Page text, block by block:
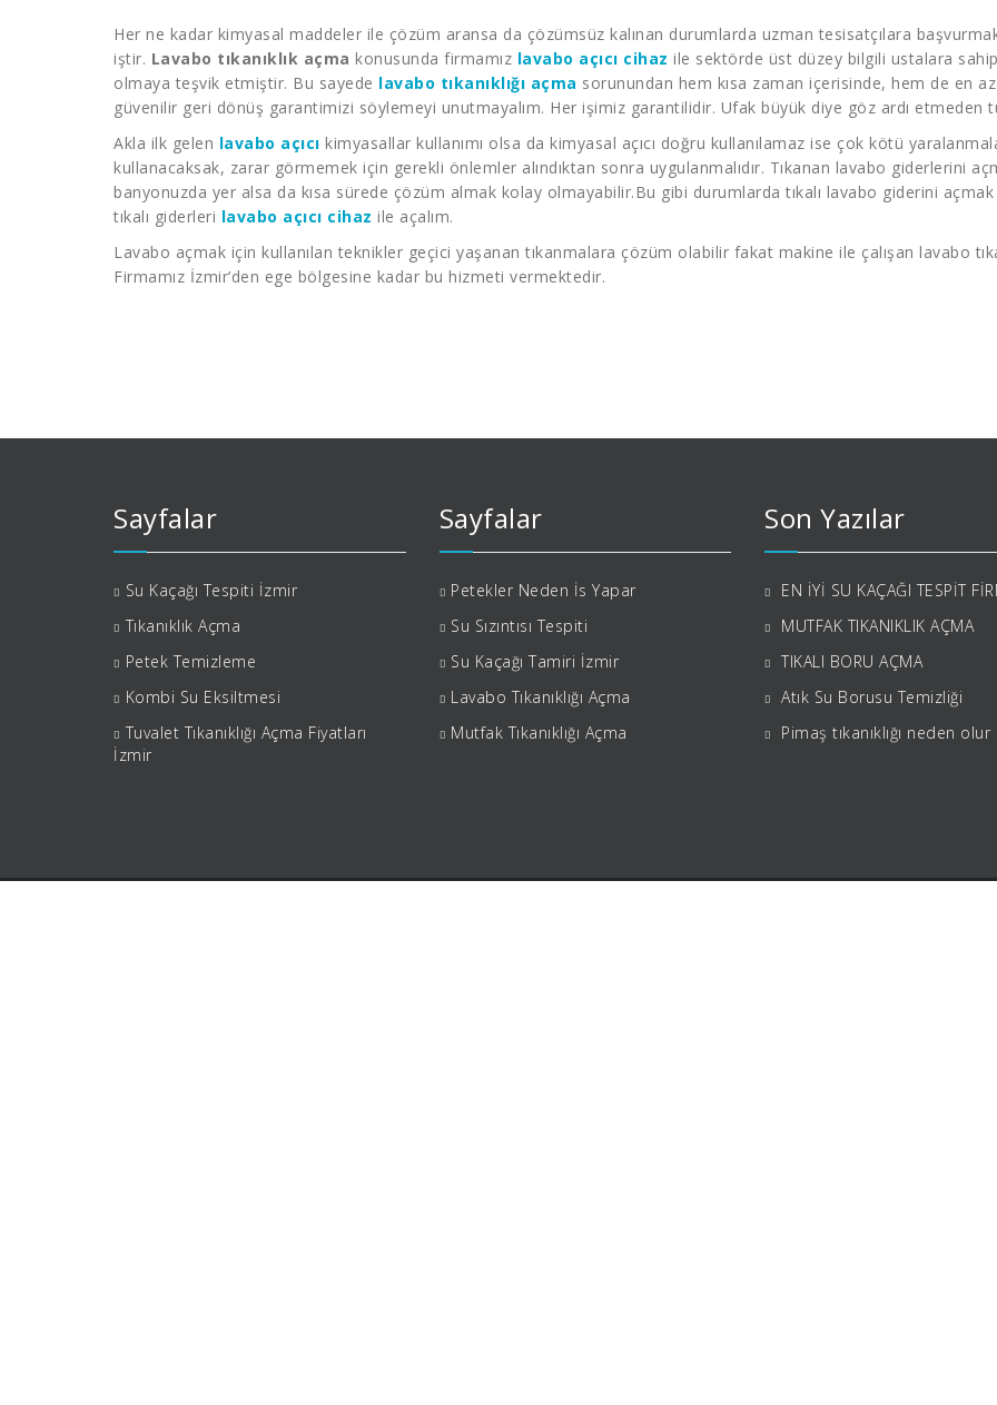
Her ne kadar kimyasal maddeler ile çözüm aransa da çözümsüz kalınan durumlarda uzman tesisatçılara
iştir. Lavabo tıkanıklık açma konusunda firmamız lavabo açıcı cihaz ile sektörde üst düzey bilgili ustalara
olmaya teşvik etmiştir. Bu sayede lavabo tıkanıklığı açma sorunundan hem kısa zaman içerisinde, hem de en
güvenilir geri dönüş garantimizi söylemeyi unutmayalım. Her işimiz garantilidir. Ufak büyük diye göz ardı etmeden
Akla ilk gelen lavabo açıcı kimyasallar kullanımı olsa da kimyasal açıcı doğru kullanılamaz ise çok kötü
kullanacaksak, zarar görmemek için gerekli önlemler alındıktan sonra uygulanmalıdır. Tıkanan lavabo giderlerini
banyonuzda yer alsa da kısa sürede çözüm almak kolay olmayabilir.Bu gibi durumlarda tıkalı lavabo giderini
tıkalı giderleri lavabo açıcı cihaz ile açalım.
Lavabo açmak için kullanılan teknikler geçici yaşanan tıkanmalara çözüm olabilir fakat makine ile çalışan lavabo
Firmamız İzmir’den ege bölgesine kadar bu hizmeti vermektedir.
Sayfalar
Su Kaçağı Tespiti İzmir
Tıkanıklık Açma
Petek Temizleme
Kombi Su Eksiltmesi
Tuvalet Tıkanıklığı Açma Fiyatları
İzmir
Sayfalar
Petekler Neden İs Yapar
Su Sızıntısı Tespiti
Su Kaçağı Tamiri İzmir
Lavabo Tıkanıklığı Açma
Mutfak Tıkanıklığı Açma
Son Yazılar
EN İYİ SU KAÇAĞI TESPİT
MUTFAK TIKANIKLIK AÇMA
TIKALI BORU AÇMA
Atık Su Borusu Temizliği
Pimaş tıkanıklığı neden olur